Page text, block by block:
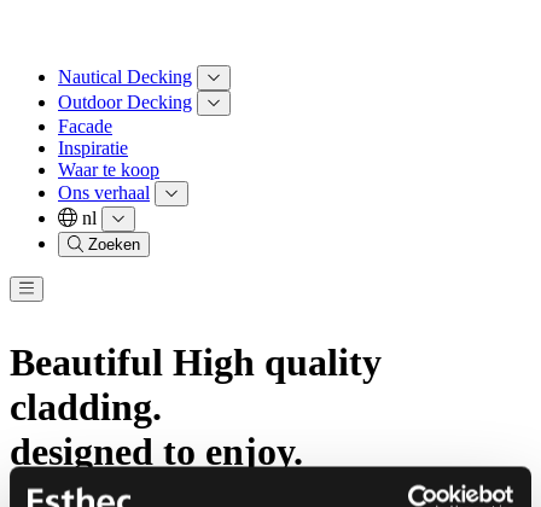
Nautical Decking
Outdoor Decking
Facade
Inspiratie
Waar te koop
Ons verhaal
nl
Zoeken
Beautiful High quality
cladding.
designed to enjoy.